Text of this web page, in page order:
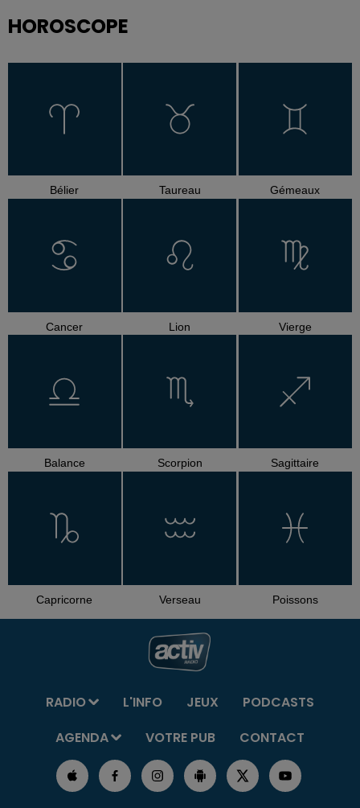
HOROSCOPE
Bélier Taureau Gémeaux
Cancer Lion Vierge
Balance Scorpion Sagittaire
Capricorne Verseau Poissons
RADIO L'INFO JEUX
PODCASTS
AGENDA
VOTRE PUB CONTACT